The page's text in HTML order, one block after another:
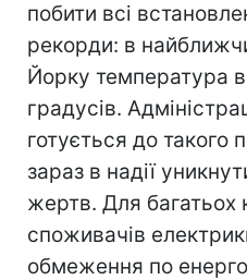
побити всі
рекорди: в
Йорку температура в
градусів.
готується до такого
зараз в надії
жертв. Для багатьох
споживачів
обмеження по